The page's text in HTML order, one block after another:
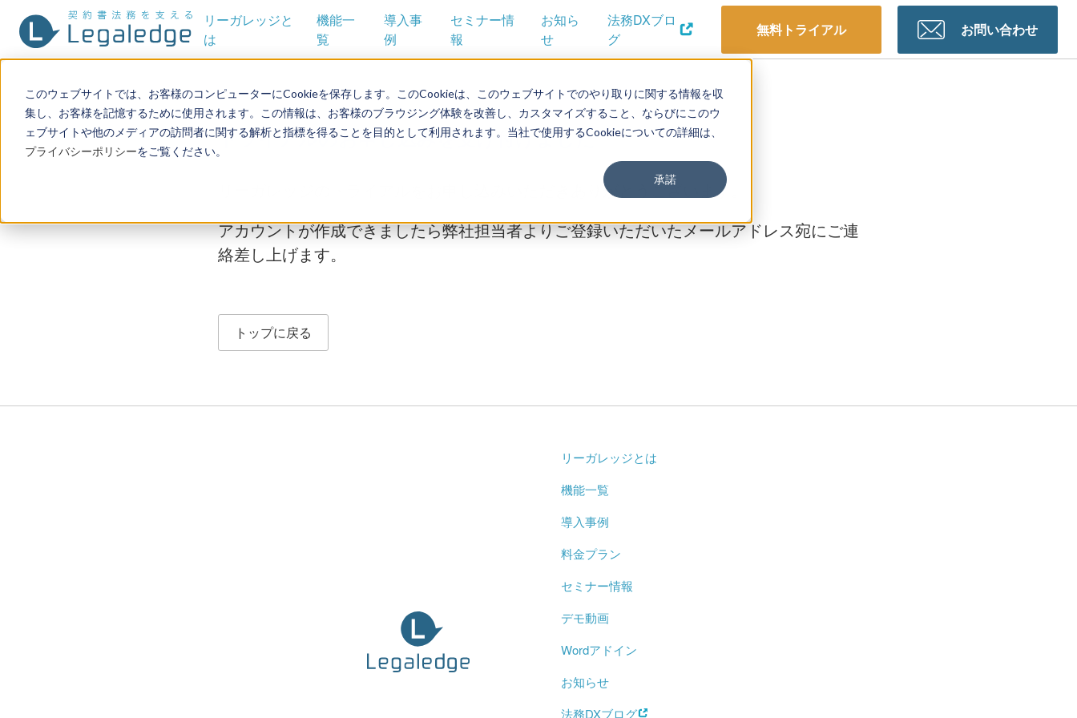
このウェブサイトでは、お客様のコンピューターにCookieを保存します。このCookieは、このウェブサイトでのやり取りに関する情報を収
集し、お客様を記憶するために使用されます。この情報は、お客様のブラウジング体験を改善し、カスタマイズすること、ならびにこのウ
ェブサイトや他のメディアの訪問者に関する解析と指標を得ることを目的として利用されます。当社で使用するCookieについての詳細は、
プライバシーポリシーをご覧ください。
承諾
リーガレッジと
は
機能一
覧
導入事
例
セミナー情
報
お知ら
せ
法務DXブロ
グ
無料トライアル お問い合わせ
トライアルのお申し込みを受け付けました
リーガレッジのトライアルをお申し込みいただきありがとうございます。
アカウントが作成できましたら弊社担当者よりご登録いただいたメールアドレス宛にご連
絡差し上げます。
トップに戻る
リーガレッジとは
機能一覧
導入事例
料金プラン
セミナー情報
デモ動画
Wordアドイン
お知らせ
法務DXブログ